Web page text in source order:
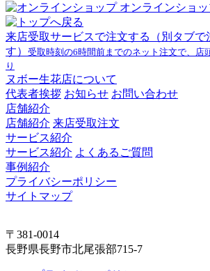
オンラインショ
来店受取サービスで注文する
（別タブ
す） 受取時刻の6時間前までのネット注文で、店
り
ヌボー生花店について
代表者挨拶 お知らせ お問い合わせ
店舗紹介
店舗紹介 来店受取注文
サービス紹介
サービス紹介 よくあるご質問
事例紹介
プライバシーポリシー
サイトマップ
〒381-0014
長野県長野市北尾張部715-7